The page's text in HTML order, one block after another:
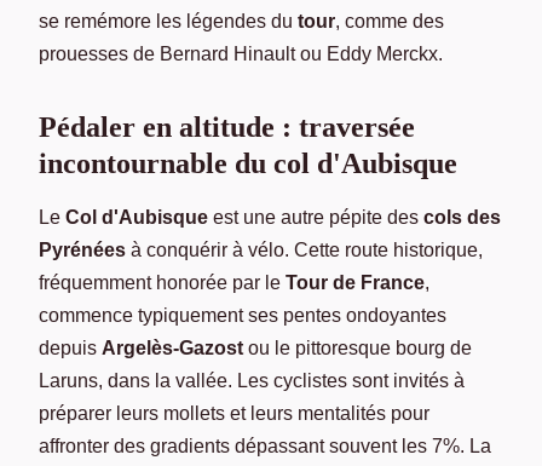
se remémore les légendes du tour, comme des
prouesses de Bernard Hinault ou Eddy Merckx.
Pédaler en altitude : traversée
incontournable du col d'Aubisque
Le Col d'Aubisque est une autre pépite des cols des
Pyrénées à conquérir à vélo. Cette route historique,
fréquemment honorée par le Tour de France,
commence typiquement ses pentes ondoyantes
depuis Argelès-Gazost ou le pittoresque bourg de
Laruns, dans la vallée. Les cyclistes sont invités à
préparer leurs mollets et leurs mentalités pour
affronter des gradients dépassant souvent les 7%. La